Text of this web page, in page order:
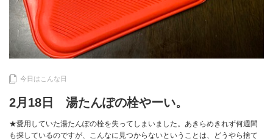
今日はこんな日
2月18日 湯たんぽの栓やーい。
★愛用していた湯たんぽの栓を失ってしまいました。あきらめきれず何週間
も探しているのですが、こんなに見つからないということは、どうやら捨て